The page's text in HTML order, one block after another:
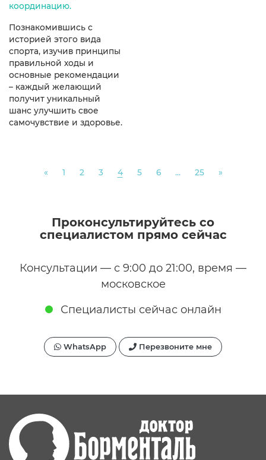
координацию.
Познакомившись с
историей этого вида
спорта, изучив принципы
правильной ходы и
основные рекомендации
– каждый желающий
получит уникальный
шанс улучшить свое
самочувствие и здоровье.
«Previous
1 2 3 4 5 6 ... 25 »Next
Проконсультируйтесь со
специалистом прямо сейчас
Консультации — с 9:00 до 21:00, время —
московское
Специалисты сейчас онлайн
WhatsApp Перезвоните мне